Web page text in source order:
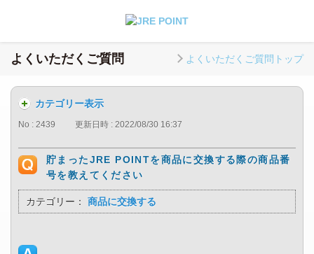
よくいただくご質問 よくいただくご質問トップ
カテゴリー表示
No : 2439 更新日時 : 2022/08/30 16:37
貯まったJRE POINTを商品に交換する際の商品番
号を教えてください
カテゴリー： 商品に交換する